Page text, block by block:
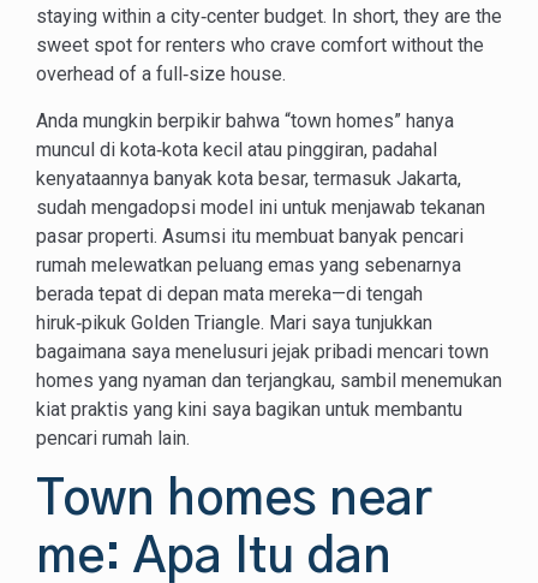
staying within a city‑center budget. In short, they are the
sweet spot for renters who crave comfort without the
overhead of a full‑size house.
Anda mungkin berpikir bahwa “town homes” hanya
muncul di kota‑kota kecil atau pinggiran, padahal
kenyataannya banyak kota besar, termasuk Jakarta,
sudah mengadopsi model ini untuk menjawab tekanan
pasar properti. Asumsi itu membuat banyak pencari
rumah melewatkan peluang emas yang sebenarnya
berada tepat di depan mata mereka—di tengah
hiruk‑pikuk Golden Triangle. Mari saya tunjukkan
bagaimana saya menelusuri jejak pribadi mencari town
homes yang nyaman dan terjangkau, sambil menemukan
kiat praktis yang kini saya bagikan untuk membantu
pencari rumah lain.
Town homes near
me: Apa Itu dan